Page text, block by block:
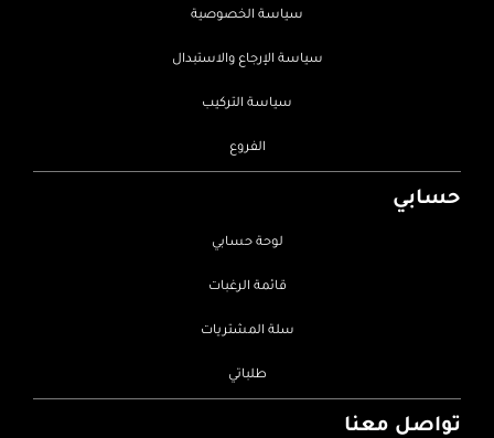
سياسة الخصوصية
سياسة الإرجاع والاستبدال
سياسة التركيب
الفروع
حسابي
لوحة حسابي
قائمة الرغبات
سلة المشتريات
طلباتي
تواصل معنا